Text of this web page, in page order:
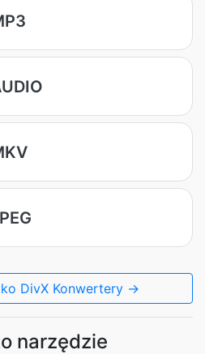
DivX Konwertery →
narzędzie